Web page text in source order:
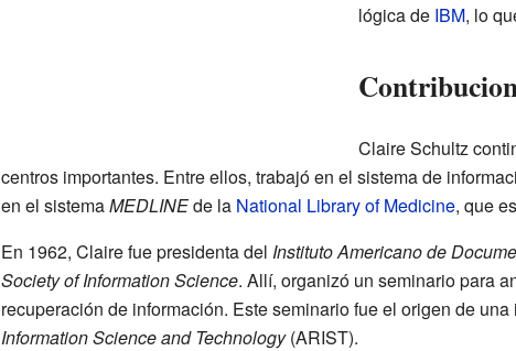
lógica de IBM, lo
Claire Schultz
centros importantes. Entre ellos, trabajó en el sistema de
en el sistemaMEDLINEde la National Library of Medicine, que
En 1962, Claire fue presidenta del Instituto Americano de
Society of Information Science. Allí, organizó un seminario para
recuperación de información. Este seminario fue el origen de
Information Science and Technology(ARIST).